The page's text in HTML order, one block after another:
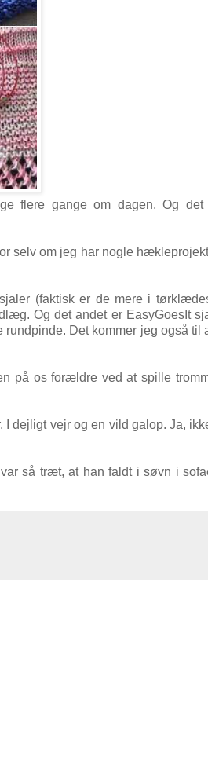
flere gange om dagen. Og
selv om jeg har nogle
(faktisk er de mere i
Og det andet er EasyGoesIt
Det kommer jeg også til
på os forældre ved at spille
I dejligt vejr og en vild galop. Ja,
så træt, at han faldt i søvn i